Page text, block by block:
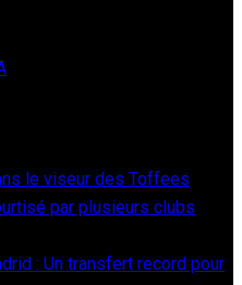
le viseur des Toffees
par plusieurs clubs
: Un transfert record pour